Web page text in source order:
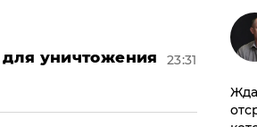
уничтожения
23:31